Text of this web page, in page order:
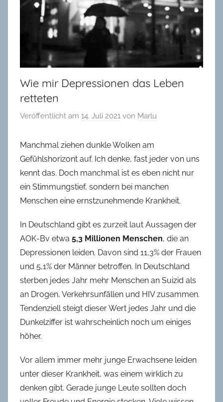
Oldenburg
Wie mir Depressionen das Leben
retteten
Veröffentlicht am 14. Juli 2021 von Marlu
Manchmal ziehen dunkle Wolken am
Gefühlshorizont auf. Ich denke, fast jeder von uns
kennt das. Doch manchmal ist es eben nicht nur
ein Stimmungstief, sondern bei manchen
Menschen eine ernstzunehmende Krankheit.
In Deutschland gibt es zurzeit laut Aussagen der
AOK-Bv etwa 5,3 Millionen Menschen, die an
Depressionen leiden. Davon sind 11,3% der Frauen
und 5,1% der Männer betroffen. In Deutschland
sterben jedes Jahr mehr Menschen an Suizid als
an Drogen, Verkehrsunfällen und HIV zusammen.
Tendenziell steigt dieser Wert jedes Jahr und die
Dunkelziffer ist wahrscheinlich noch um einiges
höher.
Vor allem immer mehr junge Erwachsene leiden
unter dieser Krankheit, was einem wirklich zu
denken gibt. Gerade junge Leute sollten doch